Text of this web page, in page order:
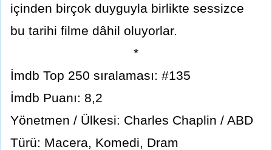
içinden birçok duyguyla birlikte sessizce
bu tarihi filme dâhil oluyorlar.
*
İmdb Top 250 sıralaması: #135
İmdb Puanı: 8,2
Yönetmen / Ülkesi: Charles Chaplin / ABD
Türü: Macera, Komedi, Dram